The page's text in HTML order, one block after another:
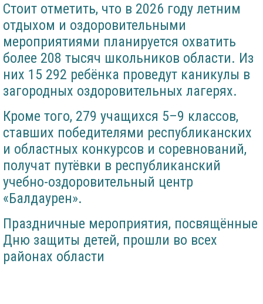
Стоит отметить, что в 2026 году летним
отдыхом и оздоровительными
мероприятиями планируется охватить
более 208 тысяч школьников области. Из
них 15 292 ребёнка проведут каникулы в
загородных оздоровительных лагерях.
Кроме того, 279 учащихся 5–9 классов,
ставших победителями республиканских
и областных конкурсов и соревнований,
получат путёвки в республиканский
учебно-оздоровительный центр
«Балдаурен».
Праздничные мероприятия, посвящённые
Дню защиты детей, прошли во всех
районах области